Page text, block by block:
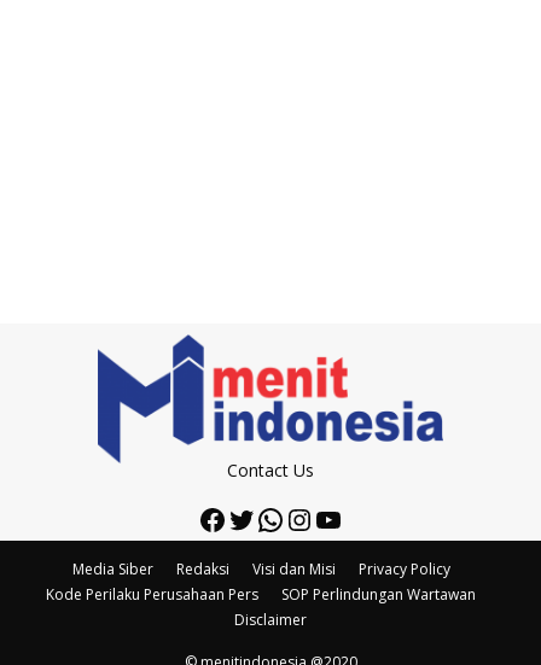
Contact Us
Facebook
Twitter
WhatsApp
Instagram
YouTube
Media Siber Redaksi Visi dan Misi
Privacy Policy
Kode Perilaku Perusahaan Pers
SOP Perlindungan Wartawan
Disclaimer